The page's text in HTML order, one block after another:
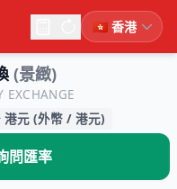
(景緻)
EXCHANGE
港元 (外幣 / 港元)
問匯率